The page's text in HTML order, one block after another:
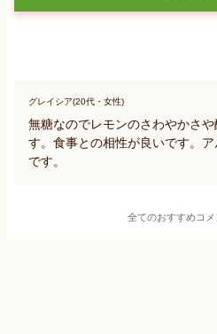
グレイシア(20代・女性)
無糖なのでレモンのさわやかさ
す。食事との相性が良いです。
です。
全てのおすすめコメ